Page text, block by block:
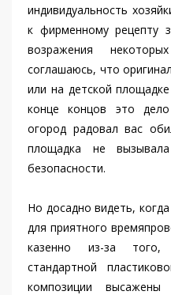
индивидуальность
к фирменному рецепту
возражения
соглашаюсь, что
или на детской
конце концов это
огород радовал вас
площадка не
безопасности.
Но досадно видеть,
для приятного
казенно из-за
стандартной
композиции